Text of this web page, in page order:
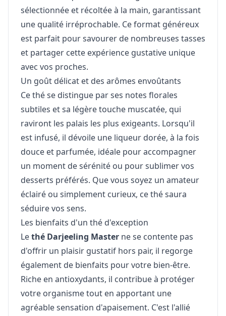
sélectionnée et récoltée à la main, garantissant
une qualité irréprochable. Ce format généreux
est parfait pour savourer de nombreuses tasses
et partager cette expérience gustative unique
avec vos proches.
Un goût délicat et des arômes envoûtants
Ce thé se distingue par ses notes florales
subtiles et sa légère touche muscatée, qui
raviront les palais les plus exigeants. Lorsqu'il
est infusé, il dévoile une liqueur dorée, à la fois
douce et parfumée, idéale pour accompagner
un moment de sérénité ou pour sublimer vos
desserts préférés. Que vous soyez un amateur
éclairé ou simplement curieux, ce thé saura
séduire vos sens.
Les bienfaits d'un thé d'exception
Lethé Darjeeling Master ne se contente pas
d'offrir un plaisir gustatif hors pair, il regorge
également de bienfaits pour votre bien-être.
Riche en antioxydants, il contribue à protéger
votre organisme tout en apportant une
agréable sensation d'apaisement. C'est l'allié